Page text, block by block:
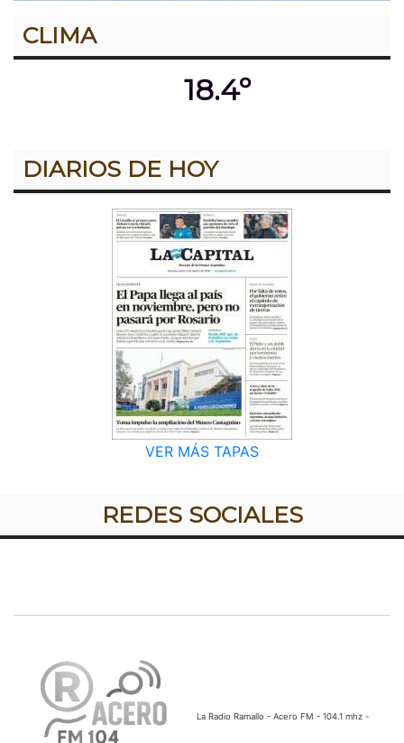
CLIMA
18.4º
DIARIOS DE HOY
VER MÁS TAPAS
REDES SOCIALES
La Radio Ramallo - Acero FM - 104.1 mhz -